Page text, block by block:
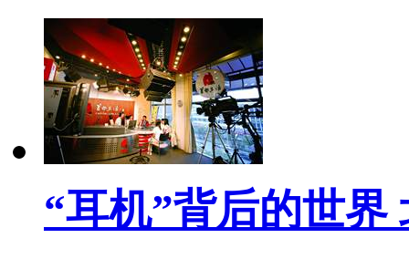
“耳机”背后的世界